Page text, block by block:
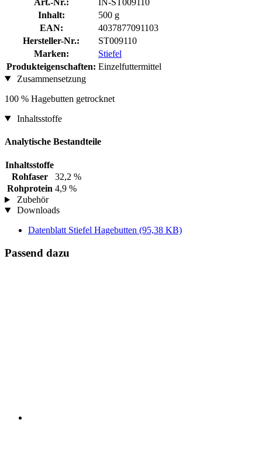
Inhalt:
500 g
EAN:
4037877091103
Hersteller-Nr.:
ST009110
Marken:
Stiefel
Produkteigenschaften: Einzelfuttermittel
Zusammensetzung
100 % Hagebutten getrocknet
Inhaltsstoffe
Analytische Bestandteile
Inhaltsstoffe
Rohfaser
32,2 %
Rohprotein 4,9 %
Zubehör
Downloads
Datenblatt Stiefel Hagebutten (95,38 KB)
Passend dazu